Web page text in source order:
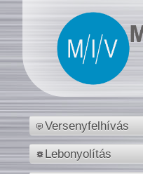
Versenyfelhívás
Lebonyolítás